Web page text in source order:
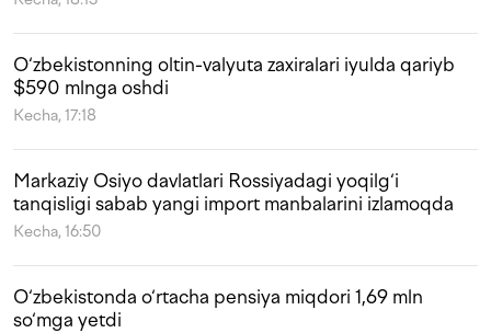
O‘zbekistonning oltin-valyuta zaxiralari iyulda qariyb
$590 mlnga oshdi
Kecha, 17:18
Markaziy Osiyo davlatlari Rossiyadagi yoqilg‘i
tanqisligi sabab yangi import manbalarini izlamoqda
Kecha, 16:50
O‘zbekistonda o‘rtacha pensiya miqdori 1,69 mln
so‘mga yetdi